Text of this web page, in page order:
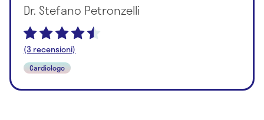
Dr. Stefano Petronzelli
(3 recensioni)
Cardiologo